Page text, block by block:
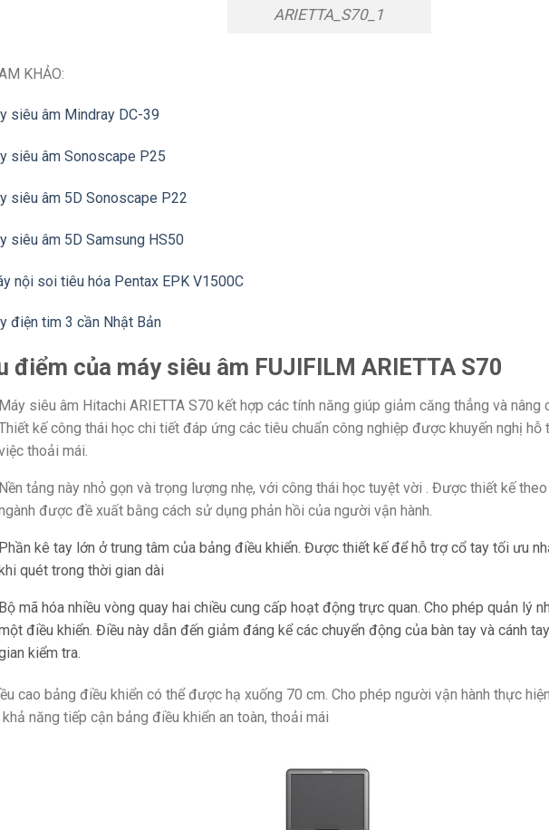
ARIETTA_S70_1
KHẢO:
siêu âm Mindray DC-39
siêu âm Sonoscape P25
siêu âm 5D Sonoscape P22
siêu âm 5D Samsung HS50
nội soi tiêu hóa Pentax EPK V1500C
điện tim 3 cần Nhật Bản
điểm của máy siêu âm FUJIFILM ARIETTA S70
siêu âm Hitachi ARIETTA S70 kết hợp các tính năng giúp giảm căng thẳng và nâng
kế công thái học chi tiết đáp ứng các tiêu chuẩn công nghiệp được khuyến nghị hỗ
thoải mái.
tảng này nhỏ gọn và trọng lượng nhẹ, với công thái học tuyệt vời . Được thiết kế
được đề xuất bằng cách sử dụng phản hồi của người vận hành.
kê tay lớn ở trung tâm của bảng điều khiển. Được thiết kế để hỗ trợ cổ tay tối ưu
quét trong thời gian dài
mã hóa nhiều vòng quay hai chiều cung cấp hoạt động trực quan. Cho phép quản lý
điều khiển. Điều này dẫn đến giảm đáng kể các chuyển động của bàn tay và cánh
kiểm tra.
cao bảng điều khiển có thể được hạ xuống 70 cm. Cho phép người vận hành thực
năng tiếp cận bảng điều khiển an toàn, thoải mái